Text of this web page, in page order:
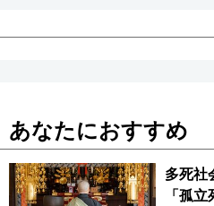
あなたにおすすめ
多死社
「孤